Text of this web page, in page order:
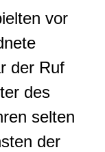
vor
der Ruf
des
selten
der